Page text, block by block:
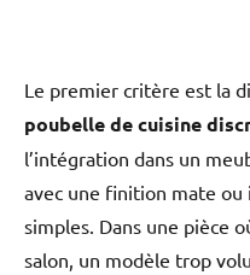
Le premier critère est la
poubelle de cuisine
l’intégration dans un
avec une finition mate ou
simples. Dans une pièce
salon, un modèle trop